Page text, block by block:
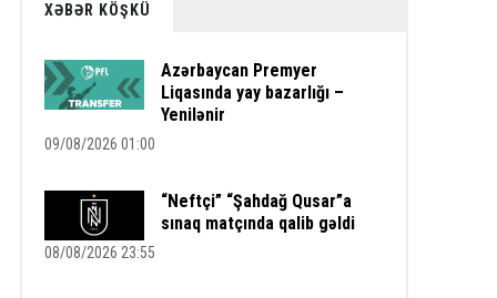
XƏBƏR KÖŞKÜ
Azərbaycan Premyer
Liqasında yay bazarlığı –
Yenilənir
09/08/2026 01:00
“Neftçi” “Şahdağ Qusar”a
sınaq matçında qalib gəldi
08/08/2026 23:55